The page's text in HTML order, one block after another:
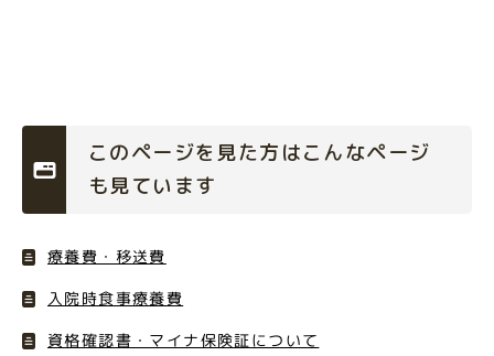
このページを見た方はこんなページ
も見ています
療養費・移送費
入院時食事療養費
資格確認書・マイナ保険証について